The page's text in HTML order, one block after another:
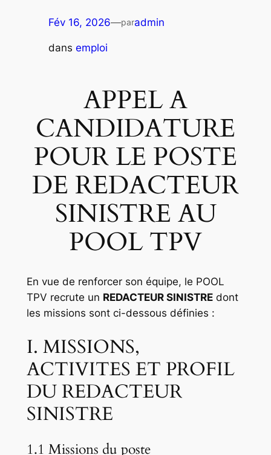
Fév 16, 2026—paradmin
dans emploi
APPEL A
CANDIDATURE
POUR LE POSTE
DE REDACTEUR
SINISTRE AU
POOL TPV
En vue de renforcer son équipe, le POOL
TPV recrute un REDACTEUR SINISTREdont
les missions sont ci-dessous définies :
I. MISSIONS,
ACTIVITES ET PROFIL
DU REDACTEUR
SINISTRE
1.1 Missions du poste